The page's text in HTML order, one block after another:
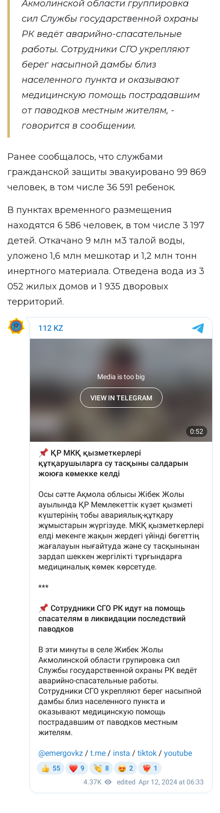
Акмолинской области группировка
сил Службы государственной охраны
РК ведёт аварийно-спасательные
работы. Сотрудники СГО укрепляют
берег насыпной дамбы близ
населенного пункта и оказывают
медицинскую помощь пострадавшим
от паводков местным жителям, -
говорится в сообщении.
Ранее сообщалось, что службами
гражданской защиты эвакуировано 99 869
человек, в том числе 36 591 ребенок.
В пунктах временного размещения
находятся 6 586 человек, в том числе 3 197
детей. Откачано 9 млн м3 талой воды,
уложено 1,6 млн мешкотар и 1,2 млн тонн
инертного материала. Отведена вода из 3
052 жилых домов и 1 935 дворовых
территорий.